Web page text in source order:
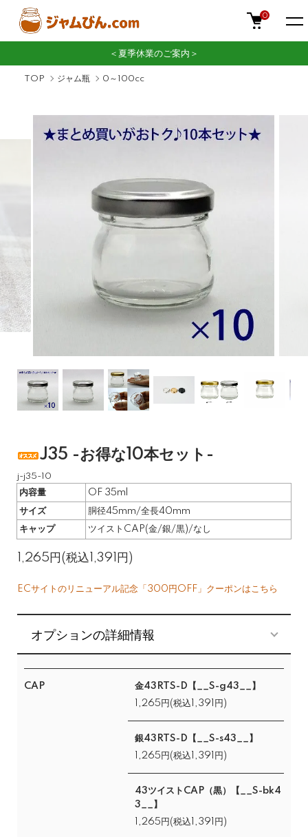
0
＜夏季休業のご案内＞
TOP ジャム瓶 0～100cc
J35 -お得な10本セット-
j-j35-10
内容量
OF 35ml
サイズ
胴径45mm/全長40mm
キャップ
ツイストCAP(金/銀/黒)/なし
1,265円(税込1,391円)
ECサイトのリニューアル記念「300円OFF」クーポンはこちら
オプションの詳細情報
CAP
金43RTS-D【__S-g43__】
1,265円(税込1,391円)
銀43RTS-D【__S-s43__】
1,265円(税込1,391円)
43ツイストCAP（黒）【__S-bk4
3__】
1,265円(税込1,391円)